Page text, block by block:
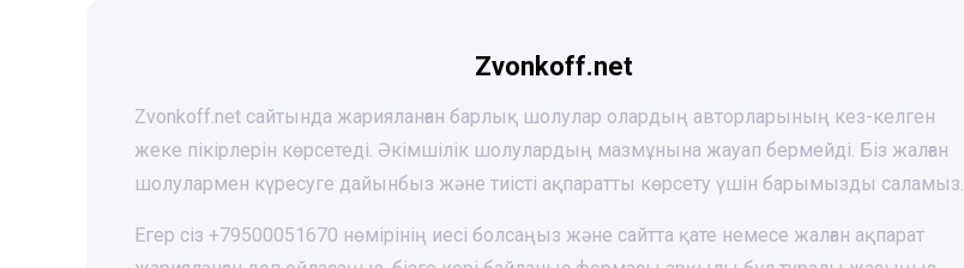
Zvonkoff.net
Zvonkoff.net сайтында жарияланған барлық шолулар олардың авторларының кез-келген
жеке пікірлерін көрсетеді. Әкімшілік шолулардың мазмұнына жауап бермейді. Біз жалған
шолулармен күресуге дайынбыз және тиісті ақпаратты көрсету үшін барымызды саламыз.
Егер сіз +79500051670 нөмірінің иесі болсаңыз және сайтта қате немесе жалған ақпарат